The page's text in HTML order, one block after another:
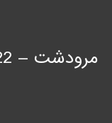
مرودشت – 22 بهمن شمالی